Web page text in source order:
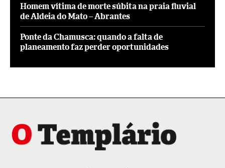
Homem vítima de morte súbita na praia fluvial
de Aldeia do Mato – Abrantes
Ponte da Chamusca: quando a falta de
planeamento faz perder oportunidades